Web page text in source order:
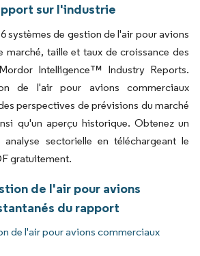
sur l'industrie
systèmes de gestion de l'air pour avions
marché, taille et taux de croissance des
Intelligence™ Industry Reports.
de l'air pour avions commerciaux
perspectives de prévisions du marché
qu'un aperçu historique. Obtenez un
sectorielle en téléchargeant le
gratuitement.
de l'air pour avions
du rapport
de l'air pour avions commerciaux